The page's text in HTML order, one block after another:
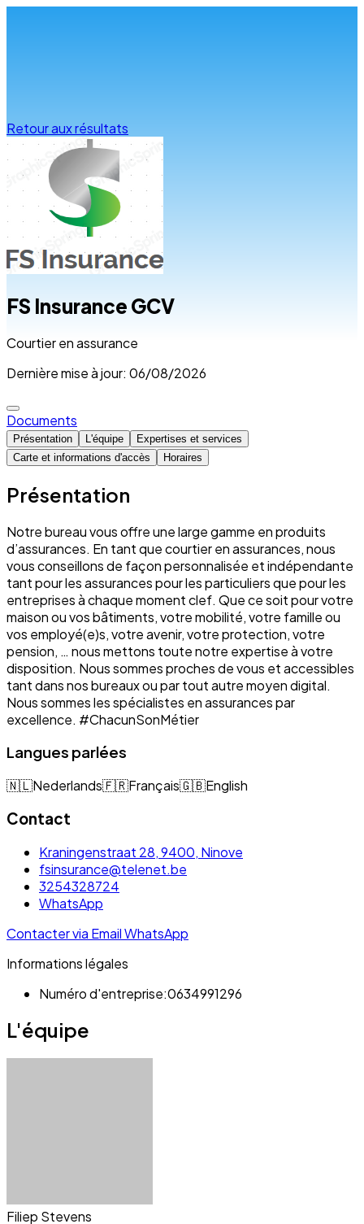
Retour aux résultats
FS Insurance GCV
Courtier en assurance
Dernière mise à jour: 06/08/2026
Documents
Présentation L'équipe
Expertises et services
Carte et informations d'accès
Horaires
Présentation
Notre bureau vous offre une large gamme en produits
d’assurances. En tant que courtier en assurances, nous
vous conseillons de façon personnalisée et indépendante
tant pour les assurances pour les particuliers que pour les
entreprises à chaque moment clef. Que ce soit pour votre
maison ou vos bâtiments, votre mobilité, votre famille ou
vos employé(e)s, votre avenir, votre protection, votre
pension, … nous mettons toute notre expertise à votre
disposition. Nous sommes proches de vous et accessibles
tant dans nos bureaux ou par tout autre moyen digital.
Nous sommes les spécialistes en assurances par
excellence. #ChacunSonMétier
Langues parlées
🇳🇱Nederlands🇫🇷Français🇬🇧English
Contact
Kraningenstraat 28, 9400, Ninove
fsinsurance@telenet.be
3254328724
WhatsApp
Contacter via EmailWhatsApp
Informations légales
Numéro d'entreprise:0634991296
L'équipe
Filiep Stevens